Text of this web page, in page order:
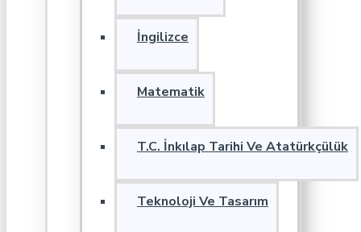
İngilizce
Matematik
T.C. İnkılap Tarihi Ve Atatürkçülük
Teknoloji Ve Tasarım